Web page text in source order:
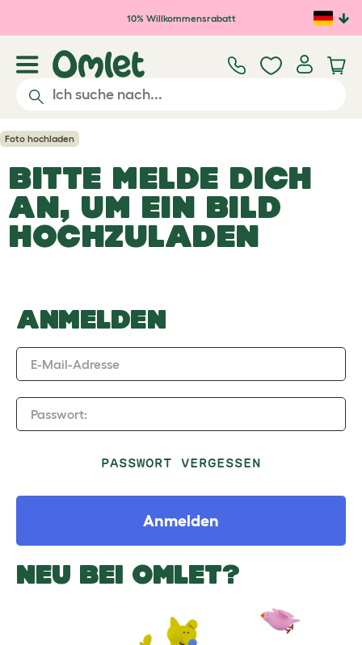
Zum Hauptinhalt springen
10% Willkommensrabatt
Foto hochladen
BITTE MELDE DICH
AN, UM EIN BILD
HOCHZULADEN
ANMELDEN
E-Mail-Adresse
Passwort:
PASSWORT VERGESSEN
Anmelden
NEU BEI OMLET?